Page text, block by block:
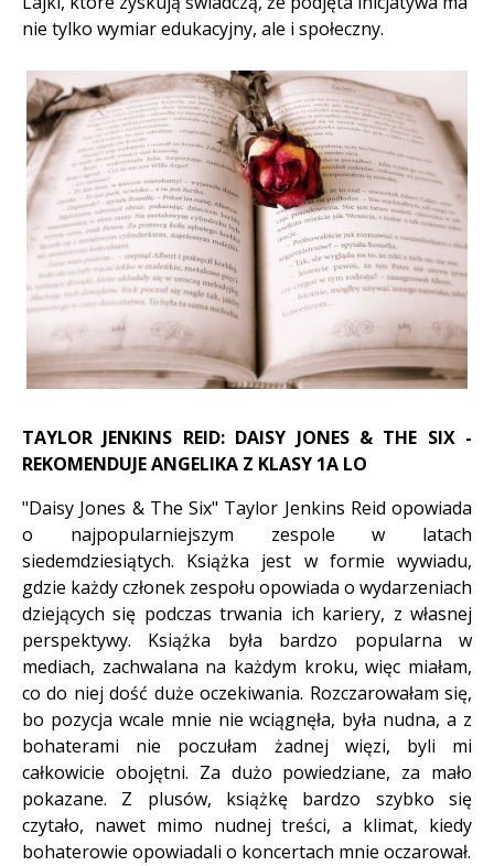
nie tylko wymiar edukacyjny, ale i społeczny.
TAYLOR JENKINS REID: DAISY JONES & THE SIX -
REKOMENDUJE ANGELIKA Z KLASY 1A LO
"Daisy Jones & The Six" Taylor Jenkins Reid opowiada
o najpopularniejszym zespole w latach
siedemdziesiątych. Książka jest w formie wywiadu,
gdzie każdy członek zespołu opowiada o wydarzeniach
dziejących się podczas trwania ich kariery, z własnej
perspektywy. Książka była bardzo popularna w
mediach, zachwalana na każdym kroku, więc miałam,
co do niej dość duże oczekiwania. Rozczarowałam się,
bo pozycja wcale mnie nie wciągnęła, była nudna, a z
bohaterami nie poczułam żadnej więzi, byli mi
całkowicie obojętni. Za dużo powiedziane, za mało
pokazane. Z plusów, książkę bardzo szybko się
czytało, nawet mimo nudnej treści, a klimat, kiedy
bohaterowie opowiadali o koncertach mnie oczarował.